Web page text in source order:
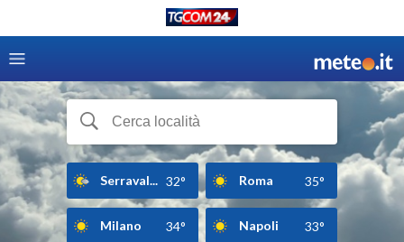
Serraval... 32° Roma 35°
Milano 34° Napoli 33°